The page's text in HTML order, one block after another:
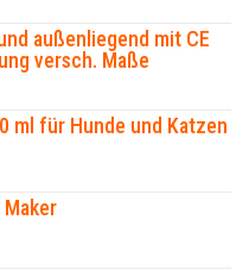
außenliegend mit CE
versch. Maße
ml für Hunde und Katzen